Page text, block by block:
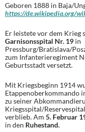
Geboren 1888 in Baja/
https://de.wikipedia.org/
Er leistete vor dem Krieg
Garnisonsspital Nr. 19 in
Pressburg/Bratislava/
zum Infanterieregiment
Geburtsstadt versetzt.
Mit Kriegsbeginn 1914
Etappenoberkommando
zu seiner
Kriegsspital/
verblieb. Am 5. Februar
in den Ruhestand.